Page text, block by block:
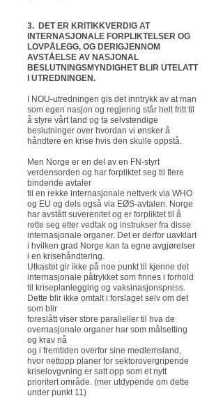
3. DET ER KRITIKKVERDIG AT
INTERNASJONALE FORPLIKTELSER OG
LOVPÅLEGG, OG DERIGJENNOM
AVSTÅELSE AV NASJONAL
BESLUTNINGSMYNDIGHET BLIR UTELATT
I UTREDNINGEN.
I NOU-utredningen gis det inntrykk av at man
som egen nasjon og regjering står helt fritt til
å styre vårt land og ta selvstendige
beslutninger over hvordan vi ønsker å
håndtere en krise hvis den skulle oppstå.
Men Norge er en del av en FN-styrt
verdensorden og har forpliktet seg til flere
bindende avtaler
til en rekke internasjonale nettverk via WHO
og EU og dels også via EØS-avtalen. Norge
har avstått suverenitet og er forpliktet til å
rette seg etter vedtak og instrukser fra disse
internasjonale organer. Det er derfor uavklart
i hvilken grad Norge kan ta egne avgjørelser
i en krisehåndtering.
Utkastet gir ikke på noe punkt til kjenne det
internasjonale påtrykket som finnes i forhold
til kriseplanlegging og vaksinasjonspress.
Dette blir ikke omtalt i forslaget selv om det
som blir
foreslått viser store paralleller til hva de
overnasjonale organer har som målsetting
og krav nå
og i fremtiden overfor sine medlemsland,
hvor nettopp planer for sektorovergripende
kriselovgvning er satt opp som et nytt
prioritert område. (mer utdypende om dette
under punkt 11)